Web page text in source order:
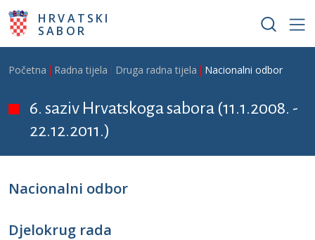
Skoči na glavni sadržaj
HRVATSKI
SABOR
Breadcrumb
Početna Radna tijela Druga radna tijela Nacionalni odbor
6. saziv Hrvatskoga sabora (11.1.2008. -
22.12.2011.)
Nacionalni odbor
Djelokrug rada